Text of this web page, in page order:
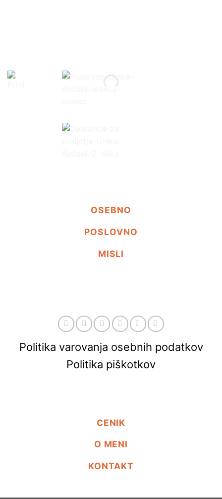
OSEBNO
POSLOVNO
MISLI
Politika varovanja osebnih podatkov
Politika piškotkov
CENIK
O MENI
KONTAKT